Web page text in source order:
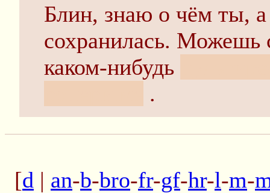
Блин, знаю о чём ты,
сохранилась. Можешь
каком-нибудь
.
[d | an-b-bro-fr-gf-hr-l-m-